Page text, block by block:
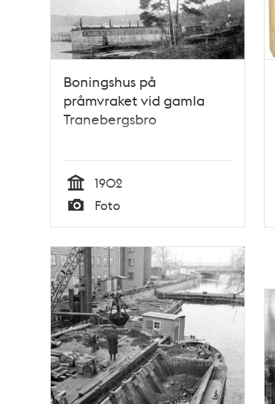
Boningshus på
pråmvraket vid gamla
Tranebergsbro
Tid
1902
Typ
Foto